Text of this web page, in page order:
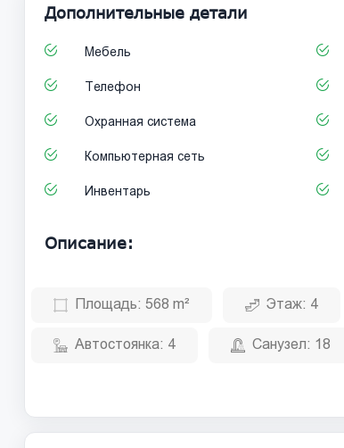
Дополнительные детали
Мебель
Телефон
Охранная система
Компьютерная сеть
Инвентарь
Описание:
Площадь: 568 m² Этаж: 4
Автостоянка: 4 Санузел: 18